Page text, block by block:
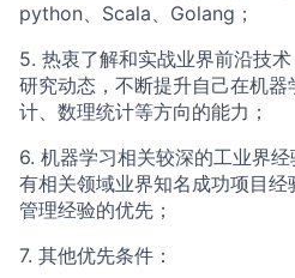
python、Scala、Golang；
5. 热衷了解和实战业界前沿技
研究动态，不断提升自己在机
计、数理统计等方向的能力；
6. 机器学习相关较深的工业界经
有相关领域业界知名成功项目
管理经验的优先；
7. 其他优先条件：